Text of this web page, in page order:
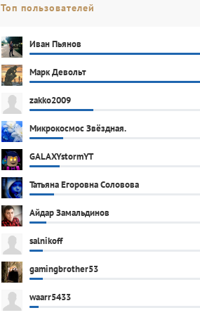
Топ пользователей
Иван Пьянов
Марк Девольт
zakko2009
Микрокосмос Звёздная.
GALAXYstormYT
Татьяна Егоровна Соловова
Айдар Замальдинов
salnikoff
gamingbrother53
waarr5433